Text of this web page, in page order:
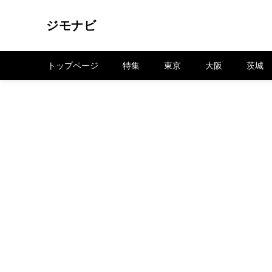
ジモナビ
トップページ 特集 東京 大阪 茨城